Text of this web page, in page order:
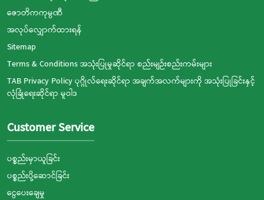
ဇောတိကကုမ္ပဏီ
အလုပ်လျှောက်ထားရန်
Sitemap
Terms & Conditions အသုံးပြုမှုဆိုင်ရာ စည်းမျဉ်းစည်းကမ်းများ
TAB Privacy Policy ပုဂ္ဂိုလ်ရေးဆိုင်ရာ အချက်အလက်များကို အသုံးပြုခြင်းနှင့်
လုံခြုံရေးဆိုင်ရာ မူဝါဒ
Customer Service
ပစ္စည်းမှာယူခြင်း
ပစ္စည်းပို့ဆောင်ခြင်း
ငွေပေးချေမှု